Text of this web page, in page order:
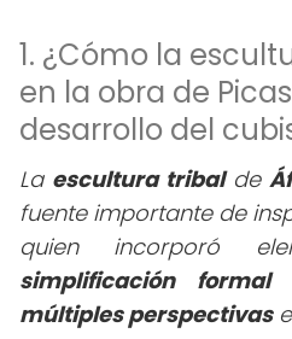
1. ¿Cómo la
en la obra de
desarrollo del
La escultura tribalde
fuente importante de
quien incorporó
simplificación formal
múltiples perspectivas